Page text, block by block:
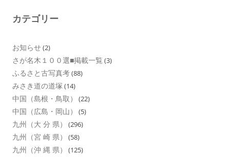
カテゴリー
お知らせ(2)
さが名木１００選■掲載一覧 (3)
ふるさと古写真考(88)
みさき道の道塚 (14)
中国（島根・鳥取） (22)
中国（広島・岡山） (5)
九州（大 分 県） (296)
九州（宮 崎 県） (58)
九州（沖 縄 県） (125)